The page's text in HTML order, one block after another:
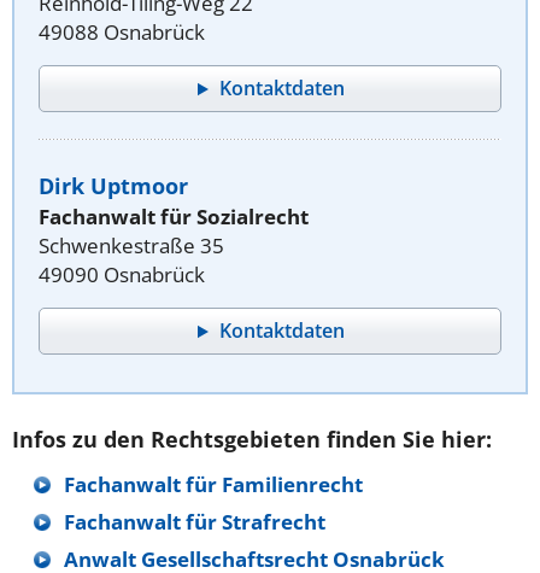
49088 Osnabrück
Kontaktdaten
Dirk Uptmoor
Fachanwalt für Sozialrecht
Schwenkestraße 35
49090 Osnabrück
Kontaktdaten
Infos zu den Rechtsgebieten finden Sie hier:
Fachanwalt für Familienrecht
Fachanwalt für Strafrecht
Anwalt Gesellschaftsrecht Osnabrück